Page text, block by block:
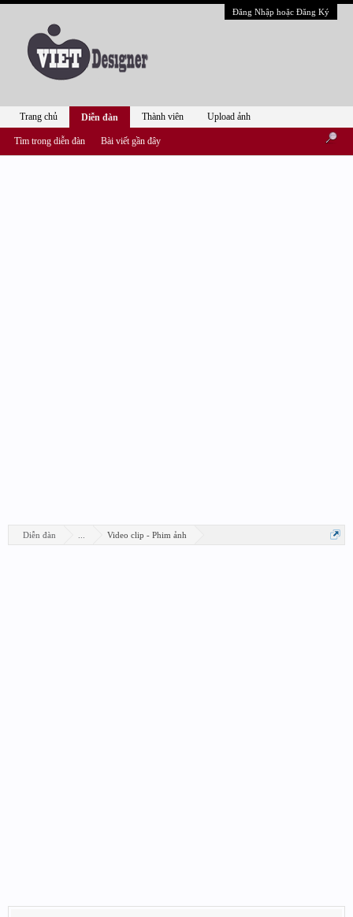
Đăng Nhập hoặc Đăng Ký
Diễn đàn Video clip - Phim ảnh
Trang chủ Diễn đàn
Tìm trong diễn đàn Bài viết gần đây
Thành viên Upload ảnh